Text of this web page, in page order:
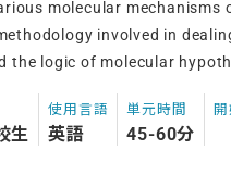
molecular mechanisms
involved in
the logic of molecular
生
使用言語
英語
単元時間
45-60分